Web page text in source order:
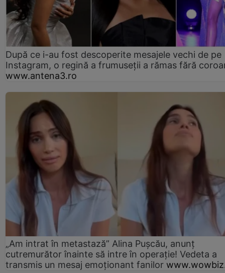
După ce i-au fost descoperite mesajele vechi de pe
Instagram, o regină a frumuseții a rămas fără
www.antena3.ro
„Am intrat în metastază” Alina Pușcău, anunț
cutremurător înainte să intre în operație! Vedeta a
transmis un mesaj emoționant fanilor